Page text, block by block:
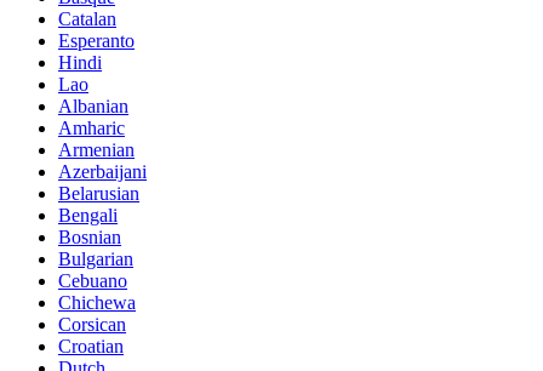
Catalan
Esperanto
Hindi
Lao
Albanian
Amharic
Armenian
Azerbaijani
Belarusian
Bengali
Bosnian
Bulgarian
Cebuano
Chichewa
Corsican
Croatian